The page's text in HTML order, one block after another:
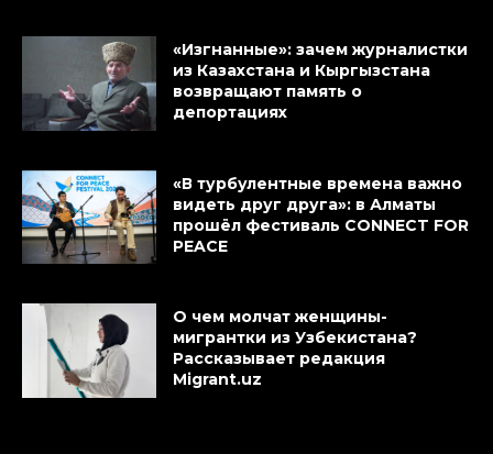
«Изгнанные»: зачем журналистки
из Казахстана и Кыргызстана
возвращают память о
депортациях
«В турбулентные времена важно
видеть друг друга»: в Алматы
прошёл фестиваль CONNECT FOR
PEACE
О чем молчат женщины-
мигрантки из Узбекистана?
Рассказывает редакция
Migrant.uz